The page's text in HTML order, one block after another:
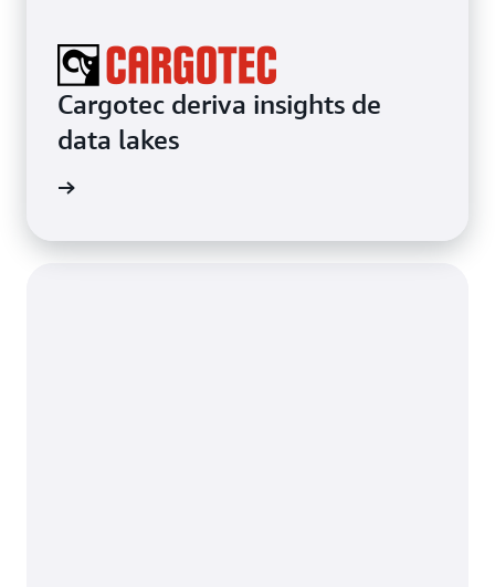
Cargotec deriva insights de
data lakes